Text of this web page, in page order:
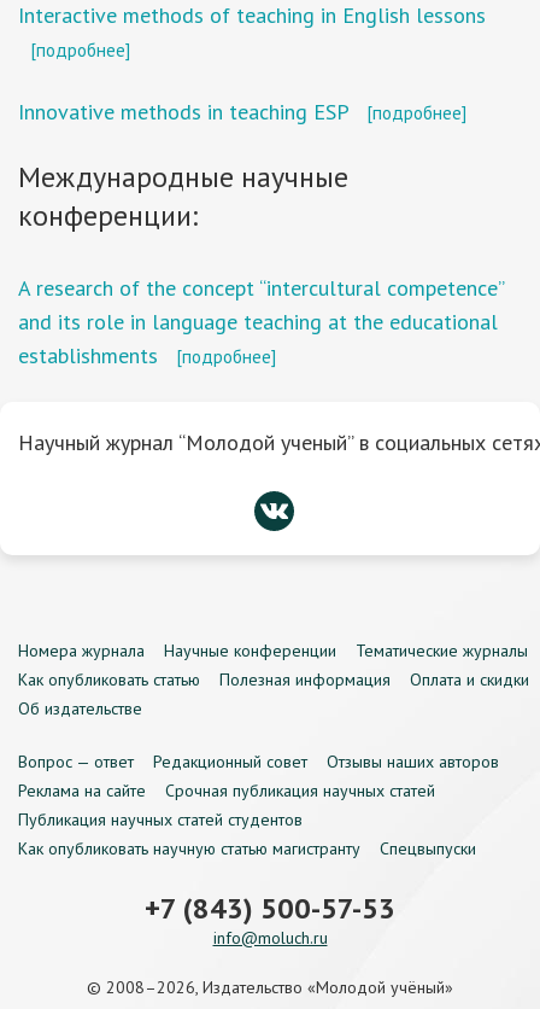
Interactive methods of teaching in English lessons
[подробнее]
Innovative methods in teaching ESP [подробнее]
Международные научные
конференции:
A research of the concept “intercultural competence”
and its role in language teaching at the educational
establishments
[подробнее]
Научный журнал “Молодой ученый” в социальных
Номера журнала Научные конференции
Тематические журналы
Как опубликовать статью
Полезная информация
Оплата и скидки
Об издательстве
Вопрос — ответ Редакционный совет
Отзывы наших авторов
Реклама на сайте
Срочная публикация научных статей
Публикация научных статей студентов
Как опубликовать научную статью магистранту
Спецвыпуски
+7 (843) 500-57-53
info@moluch.ru
© 2008–2026, Издательство «Молодой учёный»